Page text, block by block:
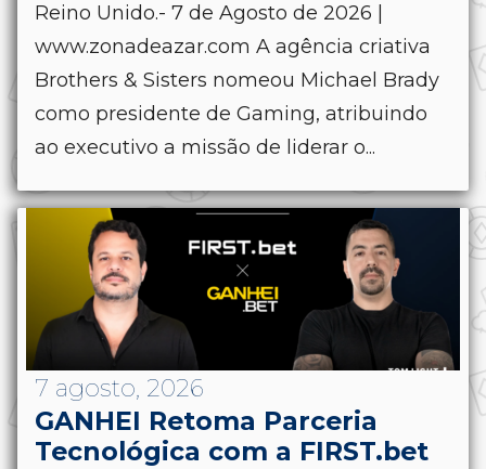
Reino Unido.- 7 de Agosto de 2026 |
www.zonadeazar.com A agência criativa
Brothers & Sisters nomeou Michael Brady
como presidente de Gaming, atribuindo
ao executivo a missão de liderar o...
7 agosto, 2026
GANHEI Retoma Parceria
Tecnológica com a FIRST.bet